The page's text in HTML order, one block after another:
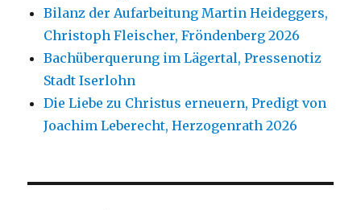
Bilanz der Aufarbeitung Martin Heideggers,
Christoph Fleischer, Fröndenberg 2026
Bachüberquerung im Lägertal, Pressenotiz
Stadt Iserlohn
Die Liebe zu Christus erneuern, Predigt von
Joachim Leberecht, Herzogenrath 2026